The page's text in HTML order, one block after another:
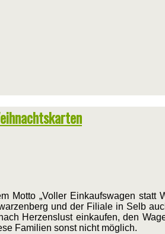
Motto „Voller Einkaufswagen statt
und der Filiale in Selb
Herzenslust einkaufen, den
Familien sonst nicht möglich.